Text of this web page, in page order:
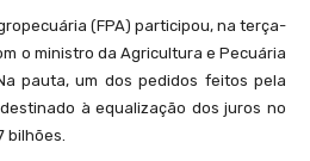
(FPA) participou, na terça-
o ministro da Agricultura e Pecuária
pauta, um dos pedidos feitos pela
à equalização dos juros no
bilhões.